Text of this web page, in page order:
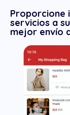
Proporcione
servicios a
mejor envío